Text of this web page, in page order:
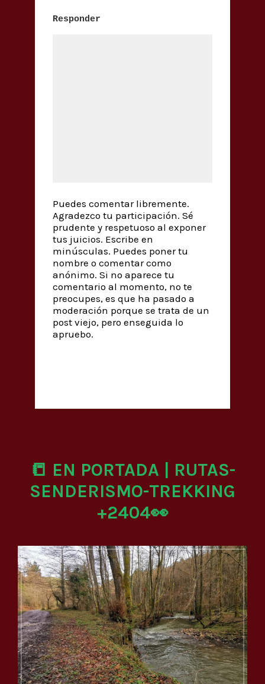
Responder
Puedes comentar libremente.
Agradezco tu participación. Sé
prudente y respetuoso al exponer
tus juicios. Escribe en
minúsculas. Puedes poner tu
nombre o comentar como
anónimo. Si no aparece tu
comentario al momento, no te
preocupes, es que ha pasado a
moderación porque se trata de un
post viejo, pero enseguida lo
apruebo.
📒 EN PORTADA | RUTAS-
SENDERISMO-TREKKING
+2404👀